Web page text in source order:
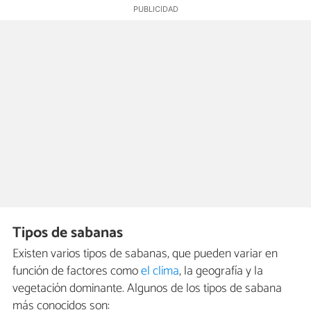
Tipos de sabanas
Existen varios tipos de sabanas, que pueden variar en
función de factores comoel clima, la geografía y la
vegetación dominante. Algunos de los tipos de sabana
más conocidos son: